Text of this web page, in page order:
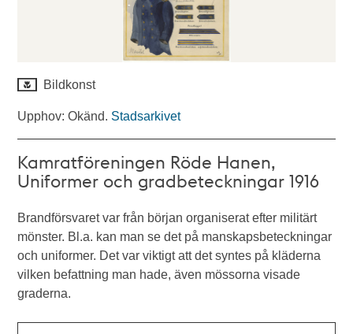
Bildkonst
Upphov: Okänd. Stadsarkivet
Kamratföreningen Röde Hanen,
Uniformer och gradbeteckningar 1916
Brandförsvaret var från början organiserat efter militärt
mönster. Bl.a. kan man se det på manskapsbeteckningar
och uniformer. Det var viktigt att det syntes på kläderna
vilken befattning man hade, även mössorna visade
graderna.